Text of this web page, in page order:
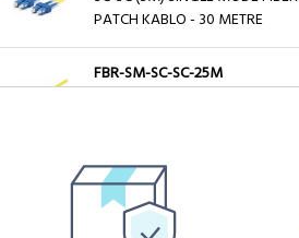
PATCH KABLO - 30 METRE
FBR-SM-SC-SC-25M
FBR-SM-SC-SC-20M
SC-SC (SM) SINGLE MODE FIBER
PATCH KABLO - 20 METRE